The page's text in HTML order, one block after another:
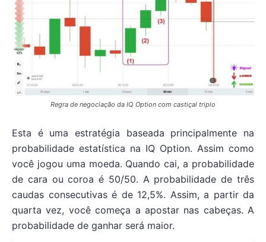
Regra de negociação da IQ Option com castiçal triplo
Esta é uma estratégia baseada principalmente na
probabilidade estatística na IQ Option. Assim como
você jogou uma moeda. Quando cai, a probabilidade
de cara ou coroa é 50/50. A probabilidade de três
caudas consecutivas é de 12,5%. Assim, a partir da
quarta vez, você começa a apostar nas cabeças. A
probabilidade de ganhar será maior.